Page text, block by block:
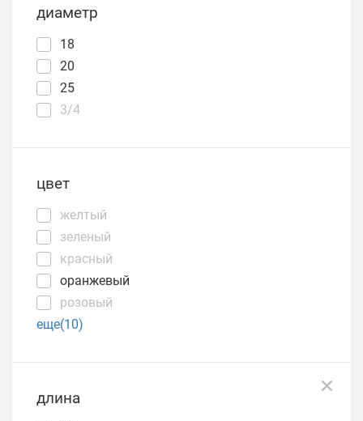
диаметр
18
20
25
3/4
цвет
желтый
зеленый
красный
оранжевый
розовый
еще(10)
длина